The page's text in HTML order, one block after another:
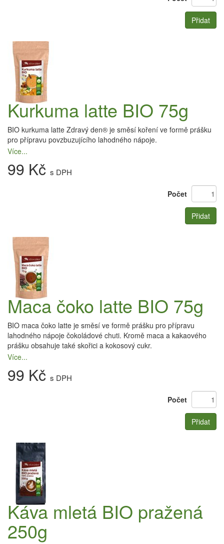
Přidat
Kurkuma latte BIO 75g
BIO kurkuma latte Zdravý den® je směsí koření ve formě prášku
pro přípravu povzbuzujícího lahodného nápoje.
Více...
99 Kč s DPH
Počet
Přidat
Maca čoko latte BIO 75g
BIO maca čoko latte je směsí ve formě prášku pro přípravu
lahodného nápoje čokoládové chuti. Kromě maca a kakaového
prášku obsahuje také skořici a kokosový cukr.
Více...
99 Kč s DPH
Počet
Přidat
Káva mletá BIO pražená
250g